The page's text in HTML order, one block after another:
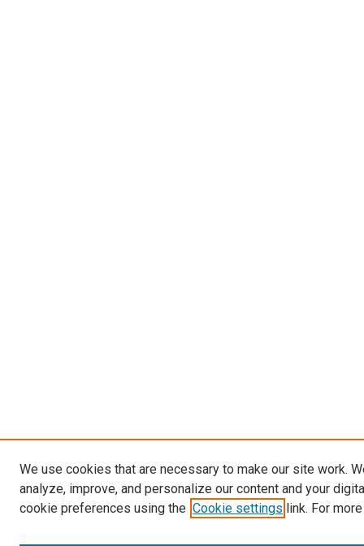
We use cookies that are necessary to make our site work.
analyze, improve, and personalize our content and your
cookie preferences using the Cookie settings link. For